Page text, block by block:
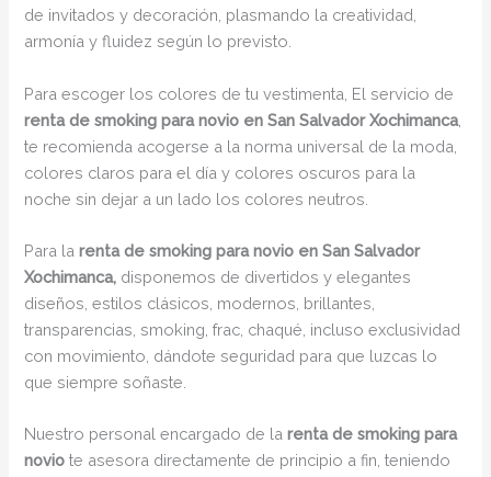
de invitados y decoración, plasmando la creatividad,
armonía y fluidez según lo previsto.
Para escoger los colores de tu vestimenta, El servicio de
renta de smoking para novio en San Salvador Xochimanca,
te recomienda acogerse a la norma universal de la moda,
colores claros para el día y colores oscuros para la
noche sin dejar a un lado los colores neutros.
Para larenta de smoking para novio en San Salvador
Xochimanca, disponemos de divertidos y elegantes
diseños, estilos clásicos, modernos, brillantes,
transparencias, smoking, frac, chaqué, incluso exclusividad
con movimiento, dándote seguridad para que luzcas lo
que siempre soñaste.
Nuestro personal encargado de larenta de smoking para
novio te asesora directamente de principio a fin, teniendo